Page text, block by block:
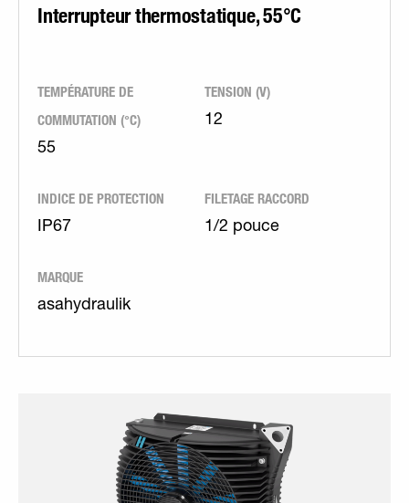
Interrupteur thermostatique, 55°C
TEMPÉRATURE DE
COMMUTATION (°C)
55
TENSION (V)
12
INDICE DE PROTECTION
IP67
FILETAGE RACCORD
1/2 pouce
MARQUE
asahydraulik